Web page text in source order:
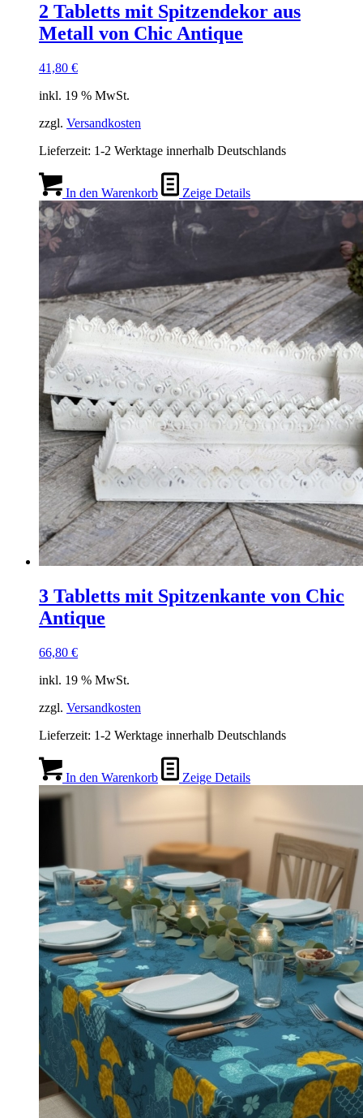
2 Tabletts mit Spitzendekor aus
Metall von Chic Antique
41,80 €
inkl. 19 % MwSt.
zzgl. Versandkosten
Lieferzeit: 1-2 Werktage innerhalb Deutschlands
In den Warenkorb Zeige Details
3 Tabletts mit Spitzenkante von Chic
Antique
66,80 €
inkl. 19 % MwSt.
zzgl. Versandkosten
Lieferzeit: 1-2 Werktage innerhalb Deutschlands
In den Warenkorb Zeige Details